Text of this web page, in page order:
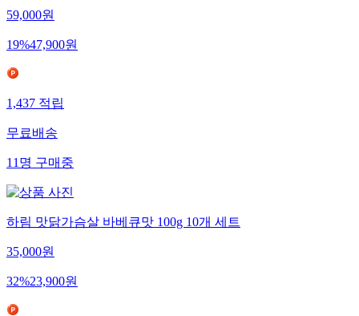
59,000원
19%47,900원
1,437적립
무료배송
11명구매중
하림 맛닭가슴살 바베큐맛 100g 10개 세트
35,000원
32%23,900원